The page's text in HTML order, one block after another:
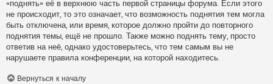
«поднять» её в верхнюю часть первой страницы форума. Если этого
не происходит, то это означает, что возможность поднятия тем могла
быть отключена, или время, которое должно пройти до повторного
поднятия темы, ещё не прошло. Также можно поднять тему, просто
ответив на неё, однако удостоверьтесь, что тем самым вы не
нарушаете правила конференции, на которой находитесь.
Вернуться к началу